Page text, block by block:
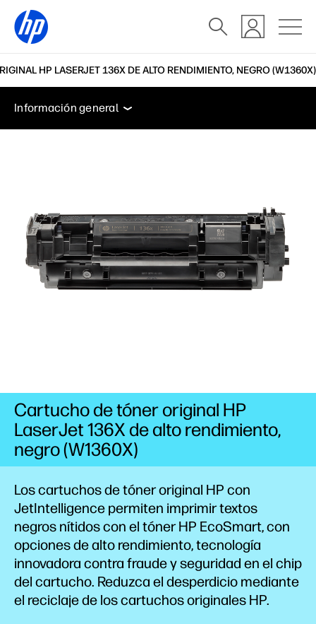
HP LASERJET 136X DE ALTO RENDIMIENTO, NEGRO (W1360X)
Información general Características
Soporte
Información general
Los cartuchos de tóner original HP con
JetIntelligence permiten imprimir textos
negros nítidos con el tóner HP EcoSmart,con
opciones de alto rendimiento,tecnología
innovadora contra fraude y seguridad en el chip
del cartucho. Reduzca el desperdicio mediante
el reciclaje de los cartuchos originales HP.
Cartucho de tóner original HP
LaserJet 136X de alto rendimiento,
negro (W1360X)